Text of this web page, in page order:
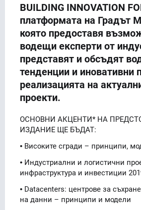
BUILDING INNOVATION
платформата на Градът
която предоставя
водещи експерти от
представят и обсъдят
тенденции и иновативни
реализацията на
проекти.
ОСНОВНИ АКЦЕНТИ* НА
ИЗДАНИЕ ЩЕ БЪДАТ:
• Високите сгради – принципи,
• Индустриални и логистични
инфраструктура и инвестиции
• Datacenters: центрове за
на данни – принципи и модели